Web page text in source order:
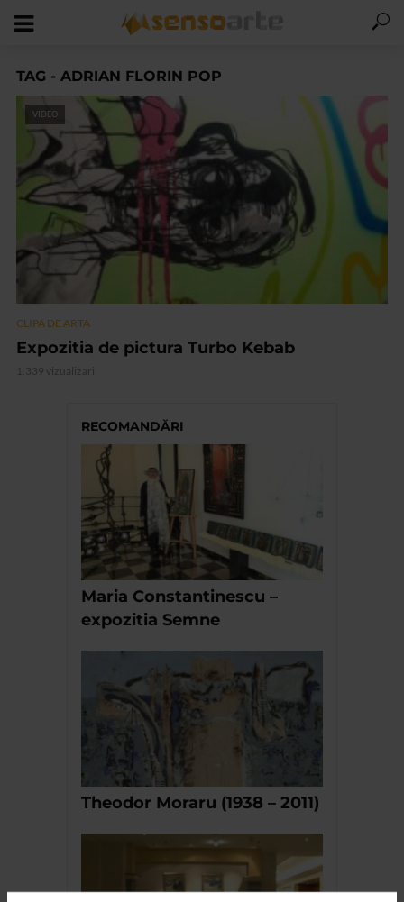
TAG - ADRIAN FLORIN POP
VIDEO
CLIPA DE ARTA
Expozitia de pictura Turbo Kebab
1.339 vizualizari
RECOMANDĂRI
Maria Constantinescu –
expozitia Semne
Theodor Moraru (1938 – 2011)